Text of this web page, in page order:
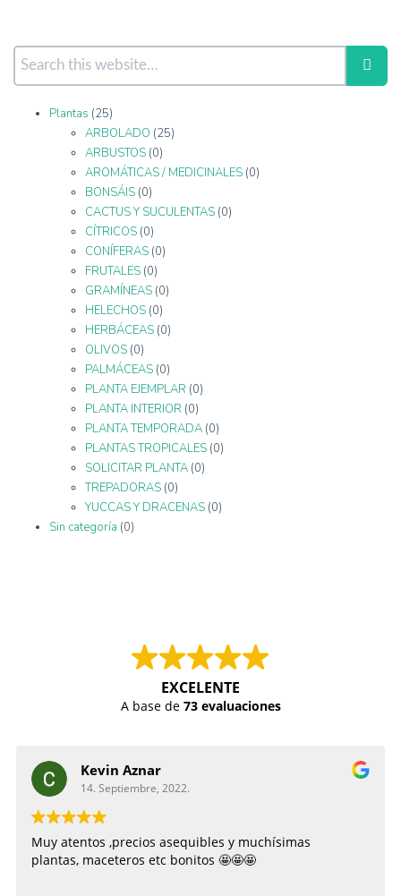
Plantas (25)
ARBOLADO (25)
ARBUSTOS (0)
AROMÁTICAS / MEDICINALES (0)
BONSÁIS (0)
CACTUS Y SUCULENTAS (0)
CÍTRICOS (0)
CONÍFERAS (0)
FRUTALES (0)
GRAMÍNEAS (0)
HELECHOS (0)
HERBÁCEAS (0)
OLIVOS (0)
PALMÁCEAS (0)
PLANTA EJEMPLAR (0)
PLANTA INTERIOR (0)
PLANTA TEMPORADA (0)
PLANTAS TROPICALES (0)
SOLICITAR PLANTA (0)
TREPADORAS (0)
YUCCAS Y DRACENAS (0)
Sin categoría (0)
EXCELENTE
A base de 73 evaluaciones
Kevin Aznar
14. Septiembre, 2022.
Muy atentos ,precios asequibles y muchísimas
plantas, maceteros etc bonitos 🤩🤩🤩